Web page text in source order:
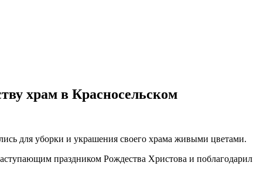
храм в Красносельском
для уборки и украшения своего храма живыми цветами.
праздником Рождества Христова и поблагодарил